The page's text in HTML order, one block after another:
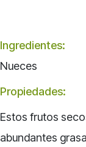
Ingredientes:
Nueces
Propiedades:
Estos frutos
abundantes